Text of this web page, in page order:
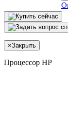
×Закрыть
Процессор HP